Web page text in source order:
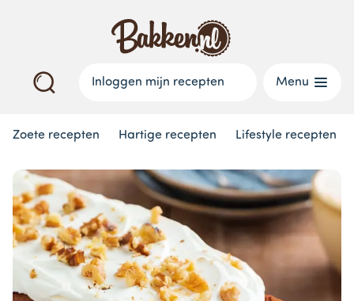
Inloggen mijn recepten Menu
Zoete recepten Hartige recepten Lifestyle recepten